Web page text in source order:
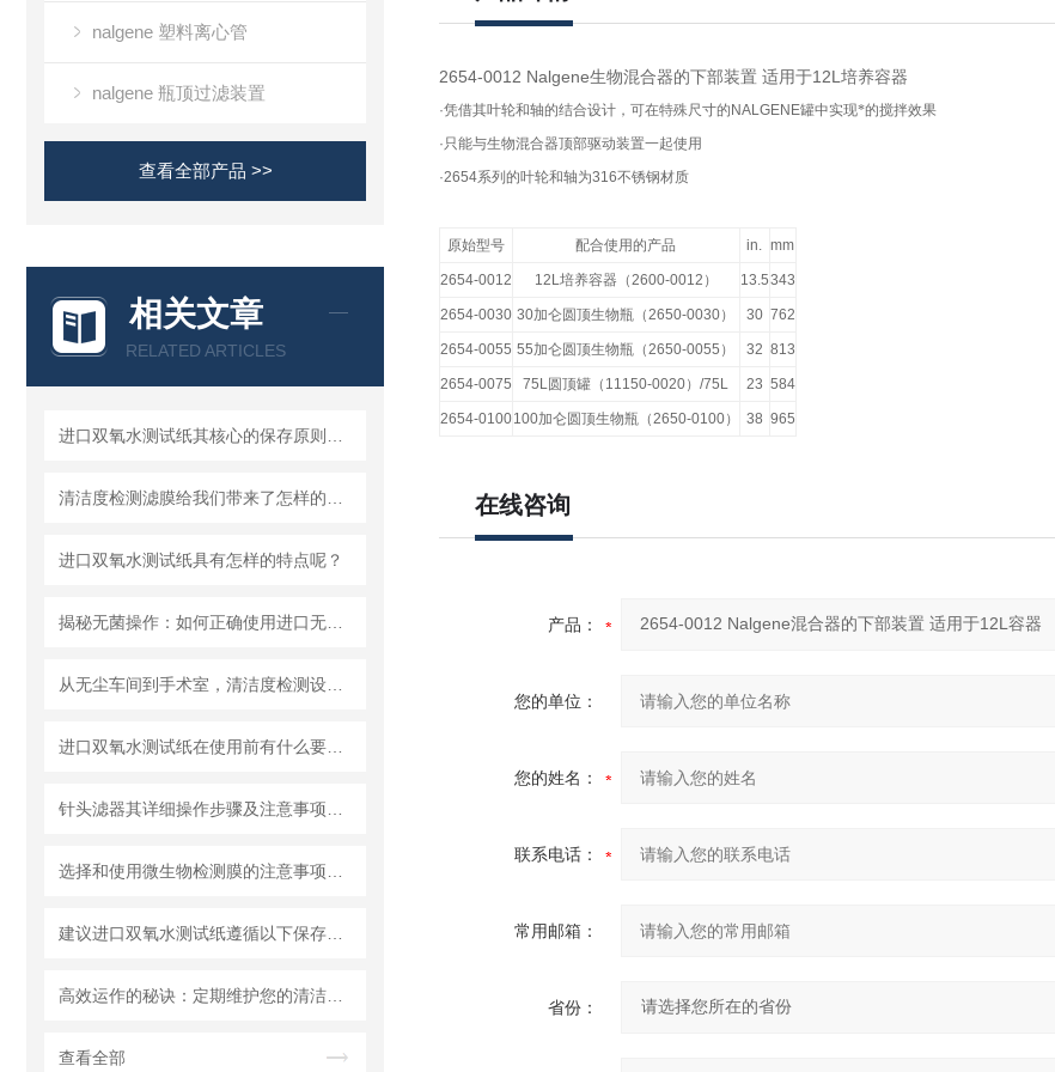
nalgene 塑料离心管
nalgene 瓶顶过滤装置
查看全部产品 >>
相关文章
RELATED ARTICLES
进口双氧水测试纸具有怎样的特点呢？
查看全部
2654-0012 Nalgene生物混合器的下部装置 适用于12L培养容器
·凭借其叶轮和轴的结合设计，可在特殊尺寸的 NALGENE罐中实现*的搅拌效果
·只能与生物混合器顶部驱动装置一起使用
·2654系列的叶轮和轴为316不锈钢材质
原始型号 配合使用的产品 in. mm
2654-0012 12L培养容器（2600-0012 ） 13.5343
2654-0030 30加仑圆顶生物瓶（2650-0030） 30 762
2654-0055 55加仑圆顶生物瓶（2650-0055 ） 32 813
2654-0075 75L圆顶罐（ 11150-0020） /75L 23 584
2654-0100100加仑圆顶生物瓶（2650-0100） 38 965
在线咨询
产品：
您的单位：
您的姓名：
联系电话：
常用邮箱：
省份：